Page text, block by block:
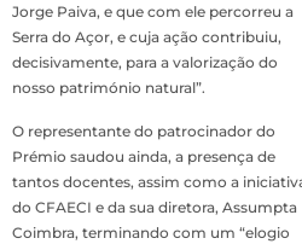
Jorge Paiva, e que com ele percorreu a
Serra do Açor, e cuja ação contribuiu,
decisivamente, para a valorização do
nosso património natural”.
O representante do patrocinador do
Prémio saudou ainda, a presença de
tantos docentes, assim como a
do CFAECI e da sua diretora, Assumpta
Coimbra, terminando com um “elogio